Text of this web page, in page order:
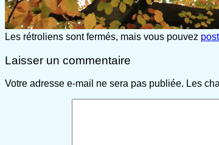
Les rétroliens sont fermés, mais vous pouvez
Laisser un commentaire
Votre adresse e-mail ne sera pas publiée. Les